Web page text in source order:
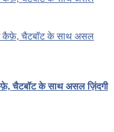
चैटबॉट के साथ असल ज़िंदगी